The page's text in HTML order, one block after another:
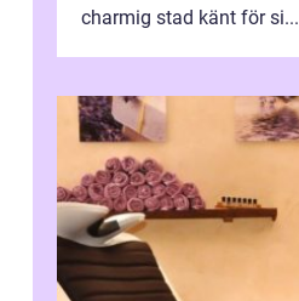
charmig stad känt för si...